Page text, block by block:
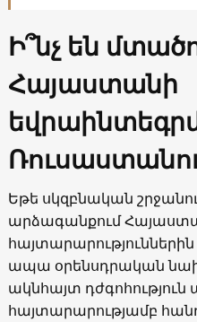
Ի՞նչ են
Հայաստանի
Եթե սկզբնական
արձագանքում
ապա օրենսդրական
ակնհայտ
հայտարարությամբ